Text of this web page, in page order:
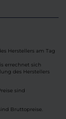
Herstellers am Tag
errechnet sich
des Herstellers
sind
Bruttopreise.